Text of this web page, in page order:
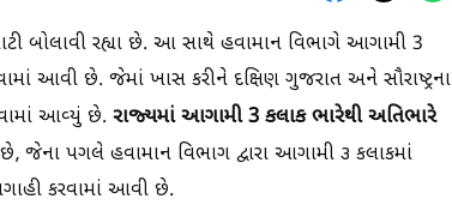
બોલાવી રહ્યા છે. આ સાથે હવામાન વિભાગે આગામી 3
આવી છે. જેમાં ખાસ કરીને દક્ષિણ ગુજરાત અને સૌરાષ્ટ્રના
આવ્યું છે. રાજ્યમાં આગામી 3 કલાક ભારેથી અતિભારે
જેના પગલે હવામાન વિભાગ દ્વારા આગામી ૩ કલાકમાં
કરવામાં આવી છે.